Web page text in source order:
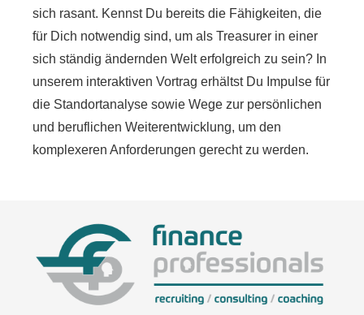
sich rasant. Kennst Du bereits die Fähigkeiten, die
für Dich notwendig sind, um als Treasurer in einer
sich ständig ändernden Welt erfolgreich zu sein? In
unserem interaktiven Vortrag erhältst Du Impulse für
die Standortanalyse sowie Wege zur persönlichen
und beruflichen Weiterentwicklung, um den
komplexeren Anforderungen gerecht zu werden.